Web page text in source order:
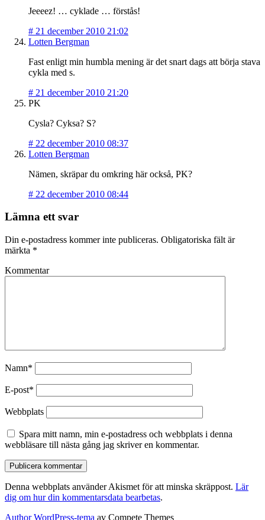
Jeeeez! … cyklade … förstås!
# 21 december 2010 21:02
Lotten Bergman
Fast enligt min humbla mening är det snart dags att börja stava
cykla med s.
# 21 december 2010 21:20
PK
Cysla? Cyksa? S?
# 22 december 2010 08:37
Lotten Bergman
Nämen, skräpar du omkring här också, PK?
# 22 december 2010 08:44
Lämna ett svar
Din e-postadress kommer inte publiceras. Obligatoriska fält är
märkta *
Kommentar
Namn*
E-post*
Webbplats
Spara mitt namn, min e-postadress och webbplats i denna
webbläsare till nästa gång jag skriver en kommentar.
Denna webbplats använder Akismet för att minska skräppost. Lär
dig om hur din kommentarsdata bearbetas.
Author WordPress-tema av Compete Themes